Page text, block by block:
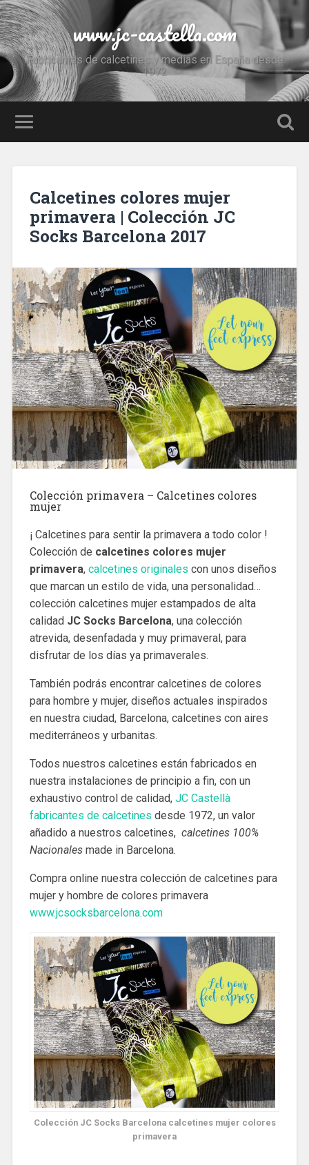
www.jc-castella.com
Fabricantes de calcetines y medias en España desde
1972
Calcetines colores mujer
primavera | Colección JC
Socks Barcelona 2017
Colección primavera – Calcetines colores
mujer
¡ Calcetines para sentir la primavera a todo color !
Colección de calcetines colores mujer
primavera, calcetines originales con unos diseños
que marcan un estilo de vida, una personalidad…
colección calcetines mujer estampados de alta
calidad JC Socks Barcelona, una colección
atrevida, desenfadada y muy primaveral, para
disfrutar de los días ya primaverales.
También podrás encontrar calcetines de colores
para hombre y mujer, diseños actuales inspirados
en nuestra ciudad, Barcelona, calcetines con aires
mediterráneos y urbanitas.
Todos nuestros calcetines están fabricados en
nuestra instalaciones de principio a fin, con un
exhaustivo control de calidad, JC Castellà
fabricantes de calcetines desde 1972, un valor
añadido a nuestros calcetines, calcetines 100%
Nacionalesmade in Barcelona.
Compra online nuestra colección de calcetines para
mujer y hombre de colores primavera
www.jcsocksbarcelona.com
Colección JC Socks Barcelona calcetines mujer colores
primavera